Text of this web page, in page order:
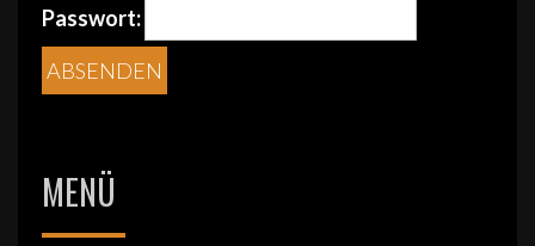
Passwort:
MENÜ